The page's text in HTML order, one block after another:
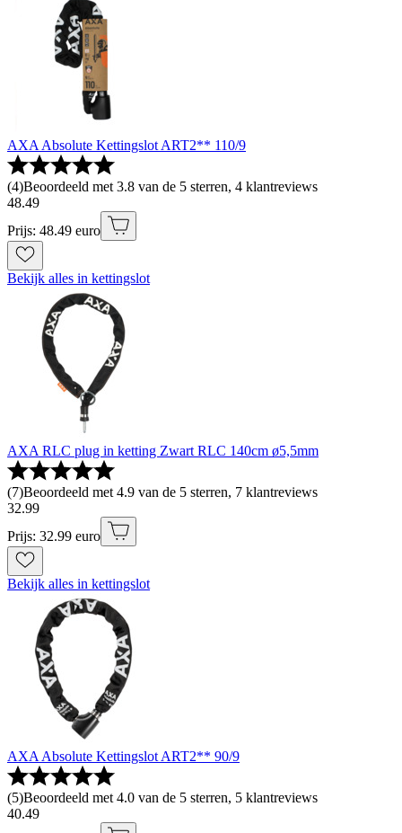
AXA Absolute Kettingslot ART2** 110/9
(4)Beoordeeld met 3.8 van de 5 sterren, 4 klantreviews
48.49
Prijs: 48.49 euro
Bekijk alles in kettingslot
AXA RLC plug in ketting Zwart RLC 140cm ø5,5mm
(7)Beoordeeld met 4.9 van de 5 sterren, 7 klantreviews
32.99
Prijs: 32.99 euro
Bekijk alles in kettingslot
AXA Absolute Kettingslot ART2** 90/9
(5)Beoordeeld met 4.0 van de 5 sterren, 5 klantreviews
40.49